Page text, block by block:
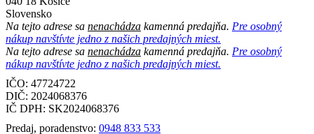
Slovensko
Na tejto adrese sa nenachádza kamenná predajňa. Pre osobný
nákup navštívte jedno z našich predajných miest.
Na tejto adrese sa nenachádza kamenná predajňa. Pre osobný
nákup navštívte jedno z našich predajných miest.
IČO: 47724722
DIČ: 2024068376
IČ DPH: SK2024068376
Predaj, poradenstvo: 0948 833 533